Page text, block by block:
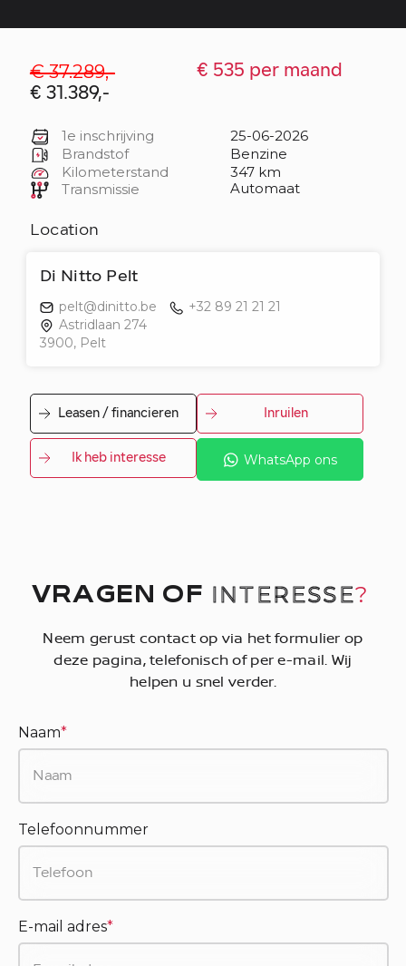
€ 37.289,-
€ 31.389,-
€ 535 per maand
1e inschrijving
25-06-2026
Brandstof
Benzine
Kilometerstand
347 km
Transmissie
Automaat
Location
Di Nitto Pelt
pelt@dinitto.be
+32 89 21 21 21
Astridlaan 274
3900, Pelt
Leasen / financieren Inruilen
Ik heb interesse WhatsApp ons
VRAGEN OF INTERESSE?
Neem gerust contact op via het formulier op
deze pagina, telefonisch of per e-mail. Wij
helpen u snel verder.
Naam*
Telefoonnummer
E-mail adres*